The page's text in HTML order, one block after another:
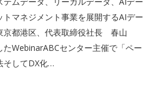
トマネジメント事業を展開するAIデー
京都港区、代表取締役社長 春山
WebinarABCセンター主催で「ペー
そしてDX化…